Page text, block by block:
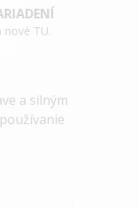
nové TU.
a silným